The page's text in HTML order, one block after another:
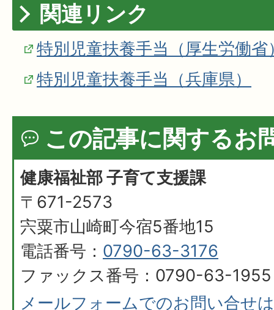
関連リンク
特別児童扶養手当（厚生労働省
特別児童扶養手当（兵庫県）
この記事に関するお
健康福祉部 子育て支援課
〒671-2573
宍粟市山崎町今宿5番地15
電話番号： 0790-63-3176
ファックス番号：0790-63-1955
メールフォームでのお問い合せ